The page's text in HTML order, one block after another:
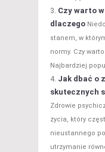
Czy warto
dlaczego
stanem, w
normy. Czy
Najbardziej
Jak dbać o
skutecznych
Zdrowie
życia, który
nieustannego
utrzymanie